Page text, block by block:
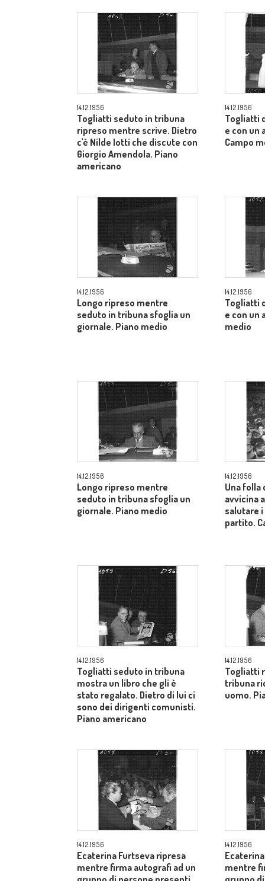
14.12.1956
Togliatti seduto in tribuna
ripreso mentre scrive. Dietro
c'è Nilde Iotti che discute con
Giorgio Amendola. Piano
americano
14.12.1956
Togliatti
e con un
Campo
14.12.1956
Longo ripreso mentre
seduto in tribuna sfoglia un
giornale. Piano medio
14.12.1956
Togliatti
e con un
medio
14.12.1956
Longo ripreso mentre
seduto in tribuna sfoglia un
giornale. Piano medio
14.12.1956
Una folla
avvicina
salutare
partito.
14.12.1956
Togliatti seduto in tribuna
mostra un libro che gli è
stato regalato. Dietro di lui ci
sono dei dirigenti comunisti.
Piano americano
14.12.1956
Togliatti
tribuna
uomo.
14.12.1956
Ecaterina Furtseva ripresa
mentre firma autografi ad un
14.12.1956
mentre